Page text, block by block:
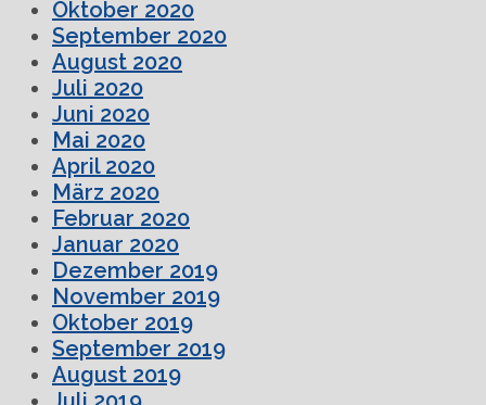
Oktober 2020
September 2020
August 2020
Juli 2020
Juni 2020
Mai 2020
April 2020
März 2020
Februar 2020
Januar 2020
Dezember 2019
November 2019
Oktober 2019
September 2019
August 2019